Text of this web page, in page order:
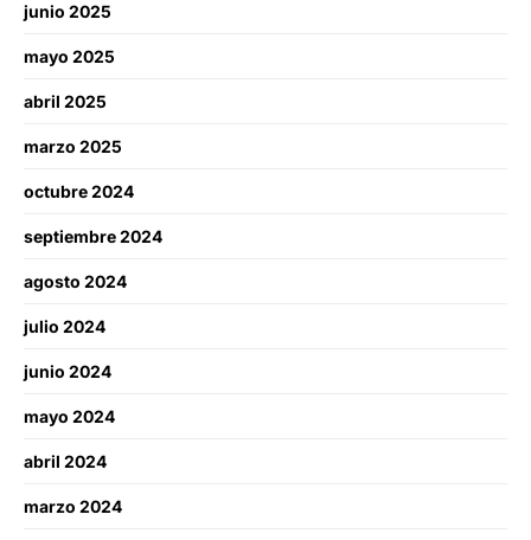
junio 2025
mayo 2025
abril 2025
marzo 2025
octubre 2024
septiembre 2024
agosto 2024
julio 2024
junio 2024
mayo 2024
abril 2024
marzo 2024